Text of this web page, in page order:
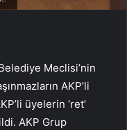
Meclisi’nin
AKP’li
üyelerin ‘ret’
AKP Grup